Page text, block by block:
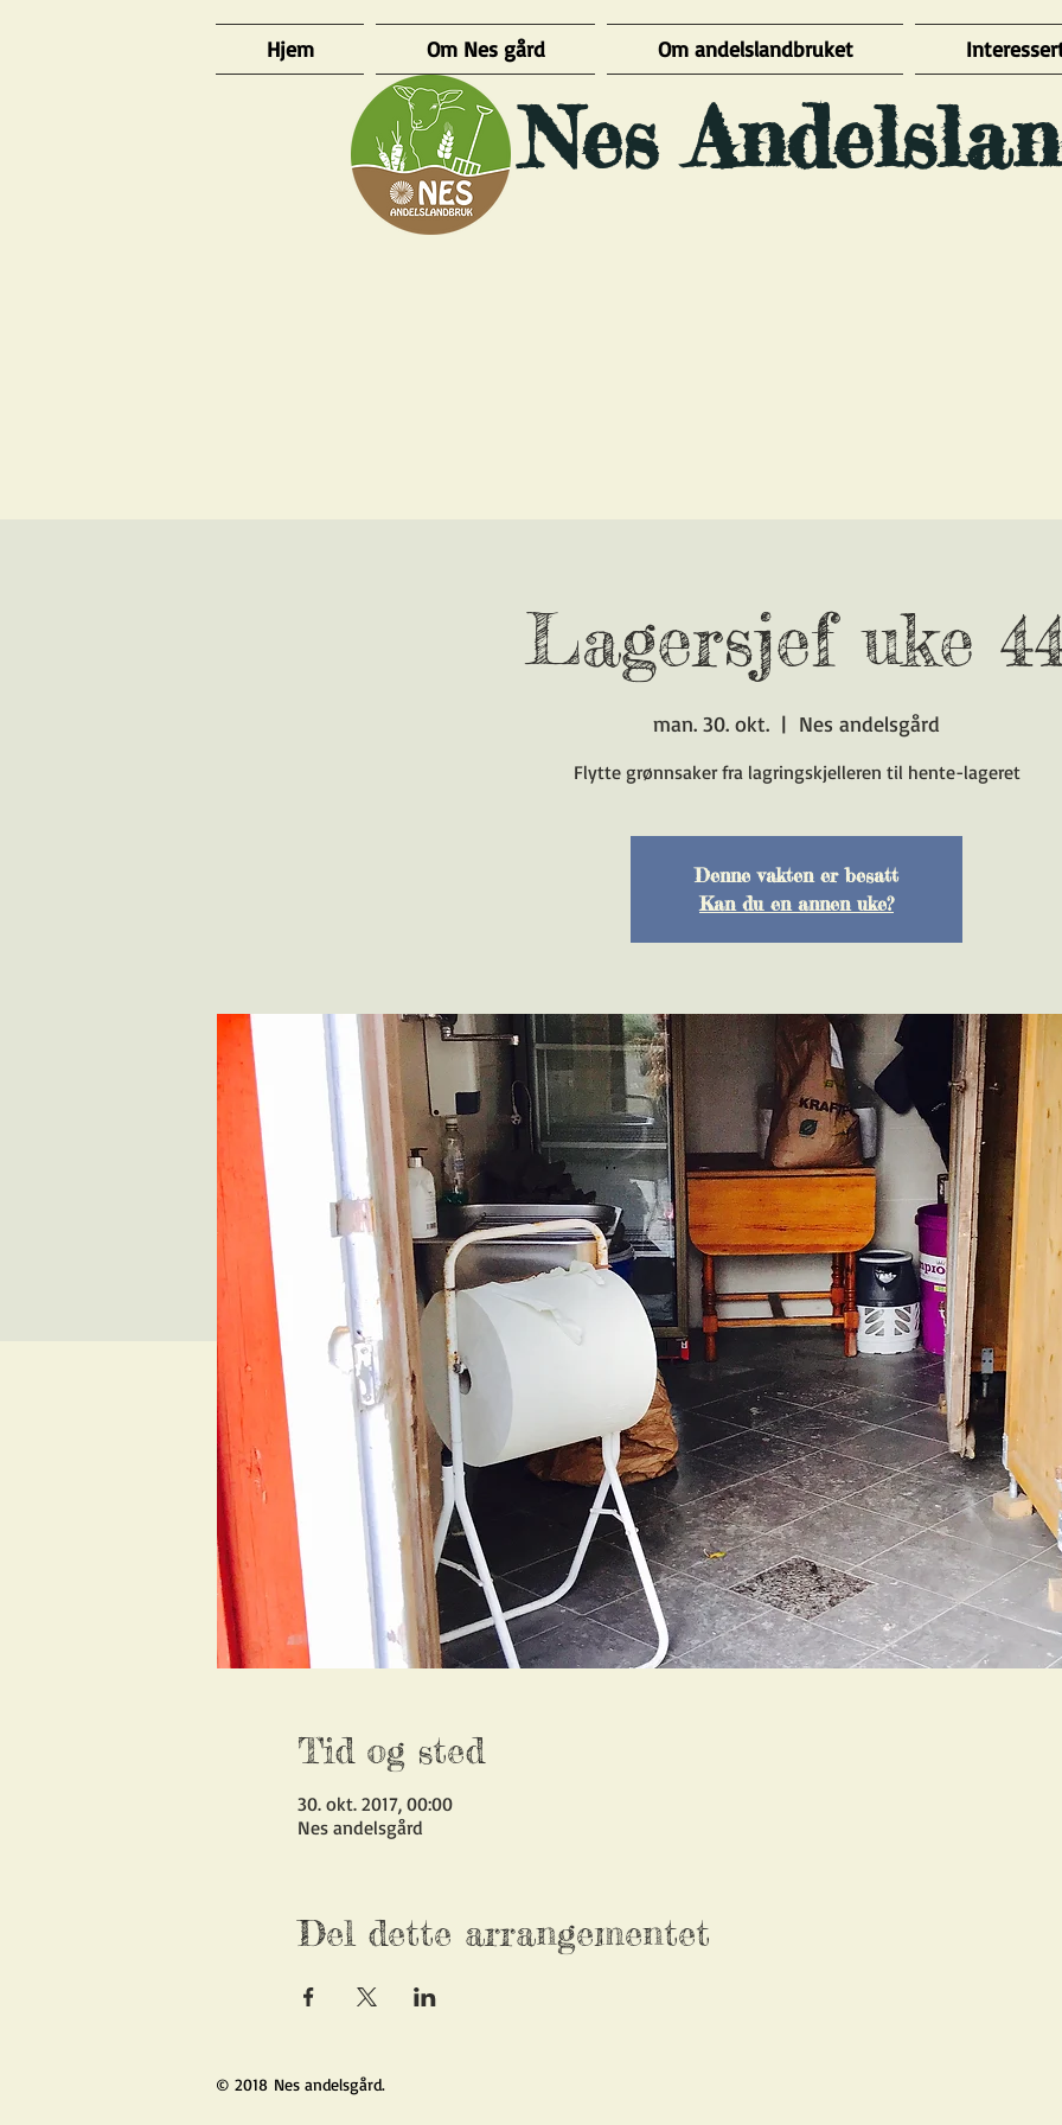
Hjem Om Nes gård Om andelslandbruket
Nes
Lagersjef uke
man. 30. okt.
  |
Nes andelsgård
Flytte grønnsaker fra lagringskjelleren til hente-lageret
Denne vakten er besatt
Kan du en annen uke?
Tid og sted
30. okt. 2017, 00:00
Nes andelsgård
Del dette arrangementet
© 2018 Nes andelsgård.